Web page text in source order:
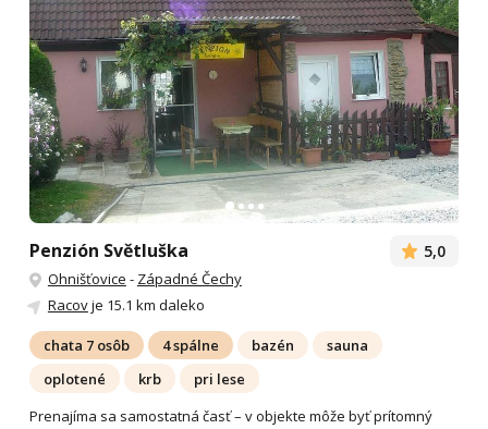
Penzión Světluška 5,0
Ohnišťovice - Západné Čechy
Racovje 15.1 km daleko
chata 7 osôb 4 spálne bazén
sauna
oplotené
krb
pri lese
Prenajíma sa samostatná časť – v objekte môže byť prítomný